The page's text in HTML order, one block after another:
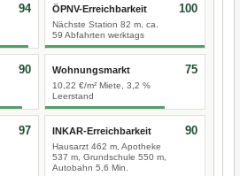
94 ÖPNV-Erreichbarkeit
Nächste Station 82 m, ca.
59 Abfahrten werktags
100
90 Wohnungsmarkt
10,22 €/m² Miete, 3,2 %
Leerstand
75
97 INKAR-Erreichbarkeit
Hausarzt 462 m, Apotheke
537 m, Grundschule 550 m,
Autobahn 5,6 Min.
90